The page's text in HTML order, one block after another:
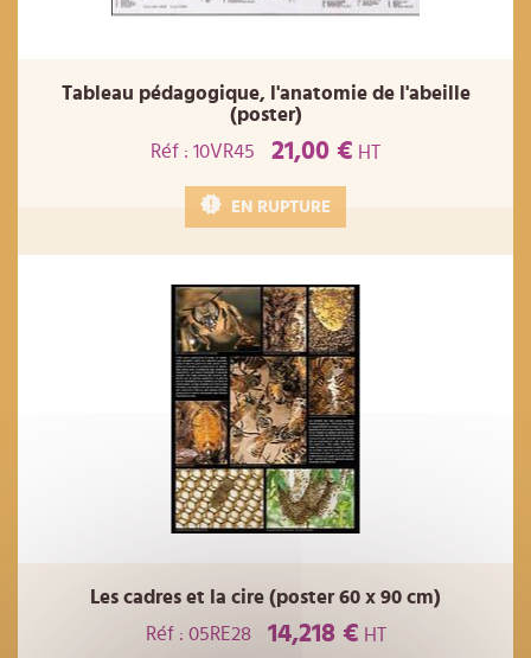
Tableau pédagogique, l'anatomie de l'abeille
(poster)
Réf : 10VR45
21,00 € HT
EN RUPTURE
Les cadres et la cire (poster 60 x 90 cm)
Réf : 05RE28
14,218 € HT